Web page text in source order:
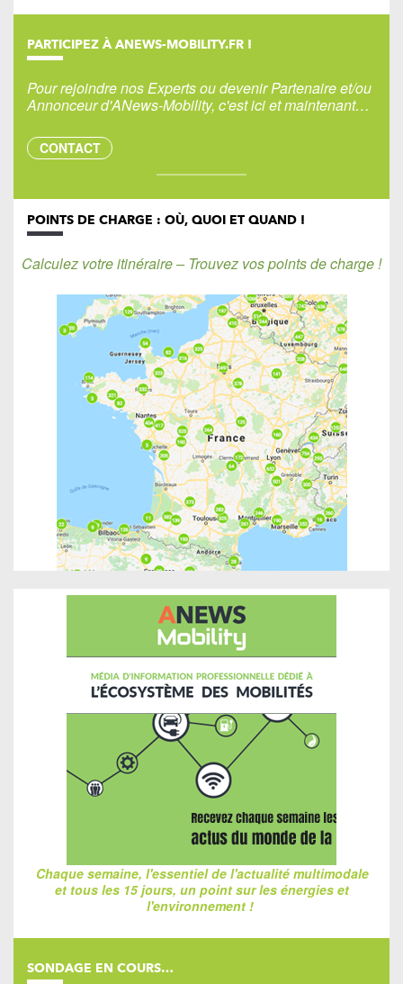
PARTICIPEZ À ANEWS-MOBILITY.FR !
Pour rejoindre nos Experts ou devenir Partenaire et/ou
Annonceur d'ANews-Mobility, c'est ici et maintenant…
CONTACT
POINTS DE CHARGE : OÙ, QUOI ET QUAND !
Calculez votre itinéraire – Trouvez vos points de charge !
Chaque semaine, l'essentiel de l'actualité multimodale
et tous les 15 jours, un point sur les énergies et
l'environnement !
SONDAGE EN COURS…